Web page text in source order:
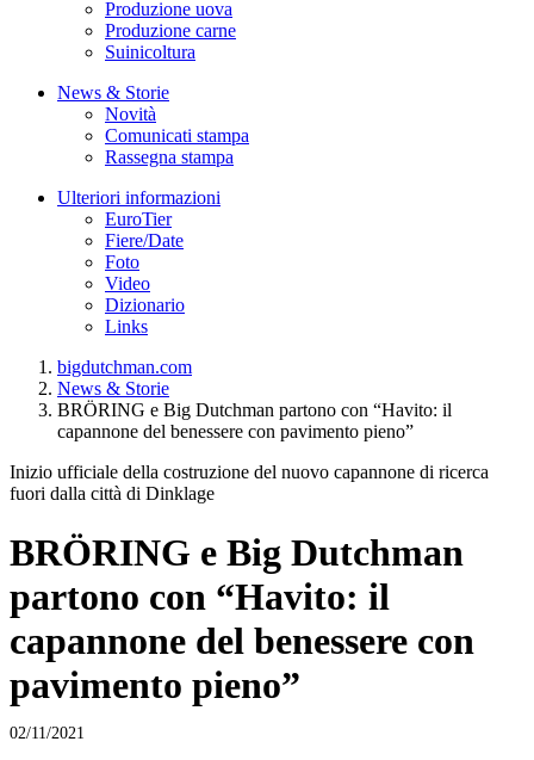
Produzione uova
Produzione carne
Suinicoltura
News & Storie
Novità
Comunicati stampa
Rassegna stampa
Ulteriori informazioni
EuroTier
Fiere/Date
Foto
Video
Dizionario
Links
bigdutchman.com
News & Storie
BRÖRING e Big Dutchman partono con “Havito: il
capannone del benessere con pavimento pieno”
Inizio ufficiale della costruzione del nuovo capannone di ricerca
fuori dalla città di Dinklage
BRÖRING e Big Dutchman
partono con “Havito: il
capannone del benessere con
pavimento pieno”
02/11/2021